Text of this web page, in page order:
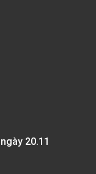
20.11